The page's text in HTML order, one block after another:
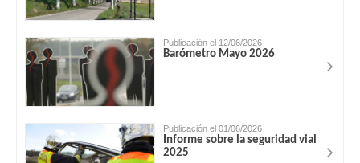
Publicación el 12/06/2026
Barómetro Mayo 2026
Publicación el 01/06/2026
Informe sobre la seguridad vial
2025